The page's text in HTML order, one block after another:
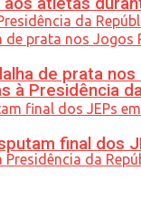
à Presidência
de prata
final dos